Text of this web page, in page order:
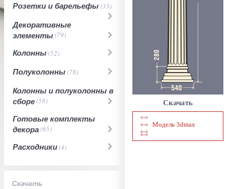
Розетки и барельефы(33)
Декоративные
элементы(79)
Колонны(52)
Полуколонны(78)
Колонны и полуколонны в
сборе(58)
Готовые комплекты
декора(65)
Расходники(4)
Скачать
Скачать
Модель 3dmax